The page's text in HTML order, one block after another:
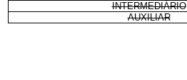
INTERMEDIÁRIO
AUXILIAR